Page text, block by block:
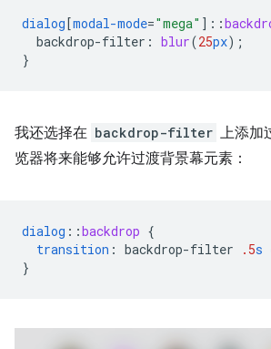
dialog[modal-mode="mega" ] ::
backdrop-filter : blur(25px);
}
我还选择在 backdrop-filter 上添加
览器将来能够允许过渡背景幕元素：
dialog ::backdrop {
transition : backdrop-filter .5s
}